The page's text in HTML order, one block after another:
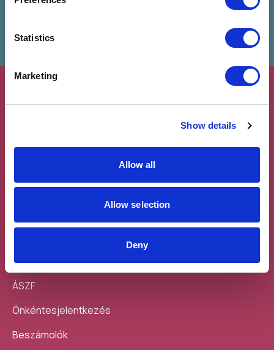
Statistics
Marketing
Show details
Allow all
Allow selection
Deny
hírlevélre
mobilodra
Sajtó
ÁSZF
Önkéntesjelentkezés
Beszámolók